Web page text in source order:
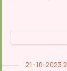
21-10-2023